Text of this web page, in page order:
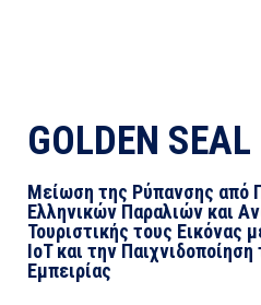
GOLDEN SEAL
Μείωση της Ρύπανσης από
Ελληνικών Παραλιών και
Τουριστικής τους Εικόνας
IoT και την
Εμπειρίας